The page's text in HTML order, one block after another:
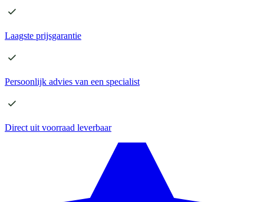
Laagste prijsgarantie
Persoonlijk advies van een specialist
Direct uit voorraad leverbaar